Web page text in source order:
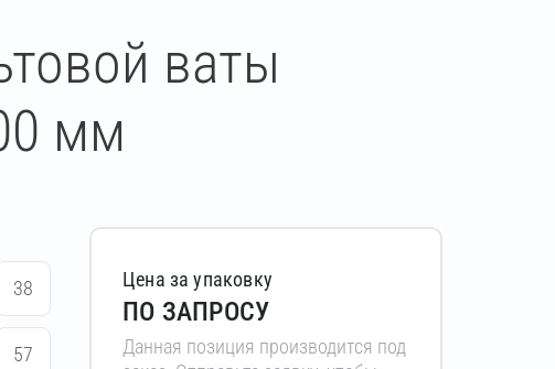
ваты
мм
38
57
Цена за упаковку
ПО ЗАПРОСУ
Данная позиция производится под